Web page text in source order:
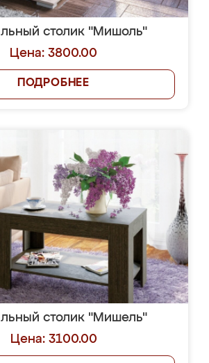
столик "Мишоль"
Цена: 3800.00
ПОДРОБНЕЕ
столик "Мишель"
Цена: 3100.00